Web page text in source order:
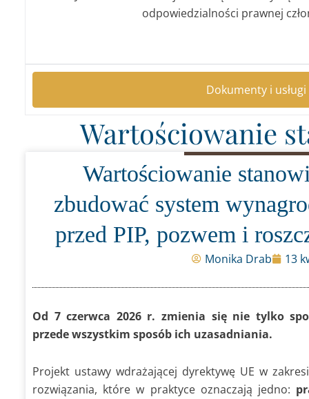
odpowiedzialności prawnej
Dokumenty i
Wartościowanie
Wartościowanie
zbudować system
przed PIP, pozwem i
Monika Drab 13
Od 7 czerwca 2026 r. zmienia się nie tylko
przede wszystkim sposób ich uzasadniania.
Projekt ustawy wdrażającej dyrektywę UE w
rozwiązania, które w praktyce oznaczają jedno: